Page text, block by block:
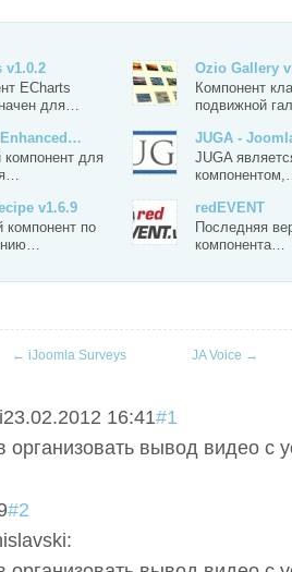
v1.0.2
ECharts
для…
Ozio Gallery
Компонент
подвижной
для
JUGA -
JUGA
v1.6.9
компонент по
redEVENT
Последняя
компонента…
← iJoomla Surveys JA Voice →
23.02.2012 16:41#1
организовать вывод видео с
#2